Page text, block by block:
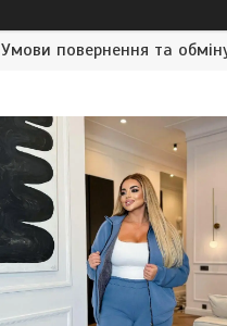
Умови повернення та